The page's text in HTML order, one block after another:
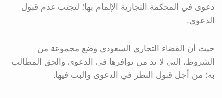
دعوى في المحكمة التجارية الإلمام بها؛ لتجنب عدم قبول
الدعوى.
حيث أن القضاء التجاري السعودي وضع مجموعة من
الشروط، التي لا بد من توافرها في الدعوى والحق المطالب
به؛ من أجل قبول النظر في الدعوى والبت فيها.